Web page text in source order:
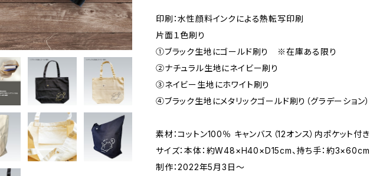
印刷：水性顔料インクによる熱転写印刷
片面１色刷り
①ブラック生地にゴールド刷り ※在庫ある限り
②ナチュラル生地にネイビー刷り
③ネイビー生地にホワイト刷り
④ブラック生地にメタリックゴールド刷り（グラデーション）
素材：コットン100％ キャンバス（12オンス）内ポケット付き
サイズ：本体：約W48×H40×D15cm、持ち手：約3×60cm
制作：2022年5月3日～